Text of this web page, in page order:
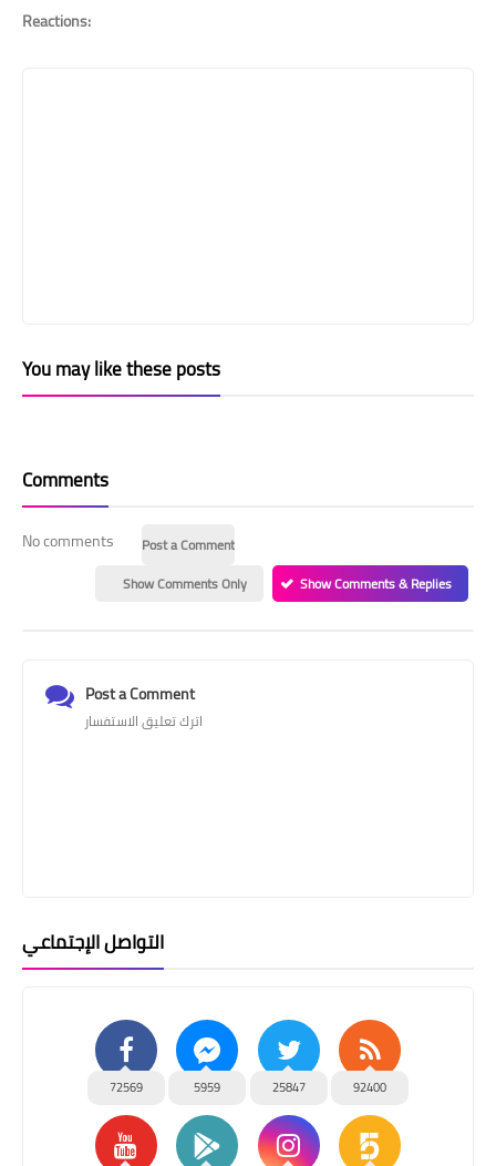
Reactions:
You may like these posts
Comments
No comments
Post a Comment
Show Comments Only
Show Comments & Replies
Post a Comment
اترك تعليق الاستفسار
التواصل الإجتماعي
72569 5959 25847 92400